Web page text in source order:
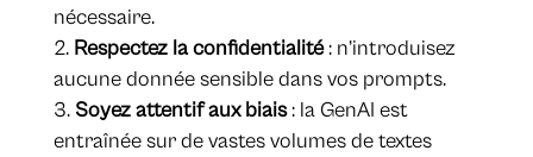
nécessaire.
Respectez la confidentialité: n’introduisez
aucune donnée sensible dans vos prompts.
Soyez attentif aux biais: la GenAI est
entraînée sur de vastes volumes de textes